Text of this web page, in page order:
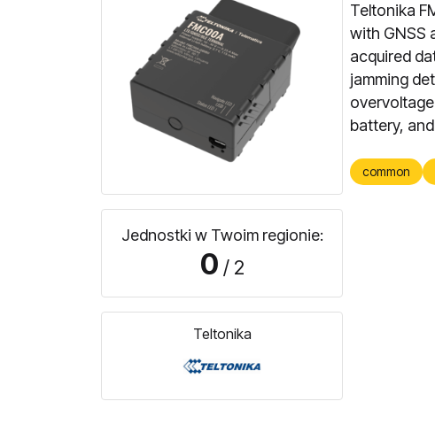
Jednostki w Twoim regionie:
0 / 2
Teltonika
Teltonika
with GNSS
acquired
jamming
overvoltage
battery,
common